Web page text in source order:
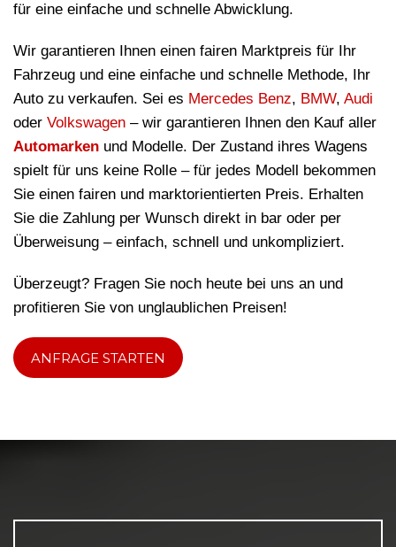
für eine einfache und schnelle Abwicklung.
Wir garantieren Ihnen einen fairen Marktpreis für Ihr
Fahrzeug und eine einfache und schnelle Methode, Ihr
Auto zu verkaufen. Sei es Mercedes Benz, BMW, Audi
oder Volkswagen – wir garantieren Ihnen den Kauf aller
Automarken und Modelle. Der Zustand ihres Wagens
spielt für uns keine Rolle – für jedes Modell bekommen
Sie einen fairen und marktorientierten Preis. Erhalten
Sie die Zahlung per Wunsch direkt in bar oder per
Überweisung – einfach, schnell und unkompliziert.
Überzeugt? Fragen Sie noch heute bei uns an und
profitieren Sie von unglaublichen Preisen!
ANFRAGE STARTEN